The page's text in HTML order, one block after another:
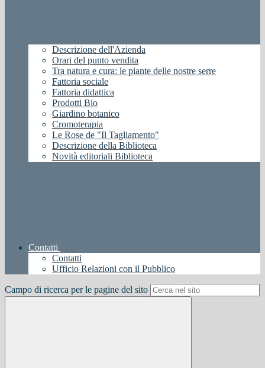
Descrizione dell'Azienda
Orari del punto vendita
Tra natura e cura: le piante delle nostre serre
Fattoria sociale
Fattoria didattica
Prodotti Bio
Giardino botanico
Cromoterapia
Le Rose de "Il Tagliamento"
Descrizione della Biblioteca
Novità editoriali Biblioteca
Contatti
Contatti
Ufficio Relazioni con il Pubblico
Campo di ricerca per le pagine del sito